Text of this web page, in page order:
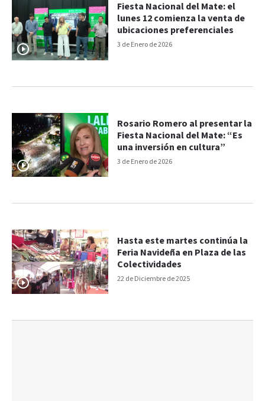
3 de Enero de 2026
Fiesta Nacional del Mate: el
lunes 12 comienza la venta de
ubicaciones preferenciales
3 de Enero de 2026
Rosario Romero al presentar la
Fiesta Nacional del Mate: “Es
una inversión en cultura”
22 de Diciembre de 2025
Hasta este martes continúa la
Feria Navideña en Plaza de las
Colectividades